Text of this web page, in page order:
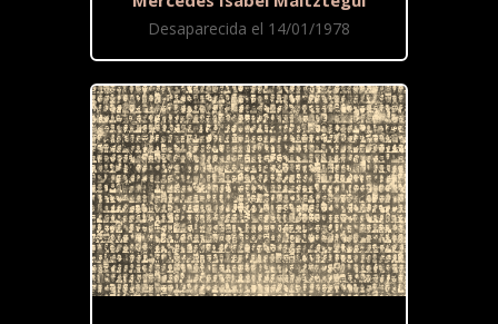
Desaparecida el 14/01/1978